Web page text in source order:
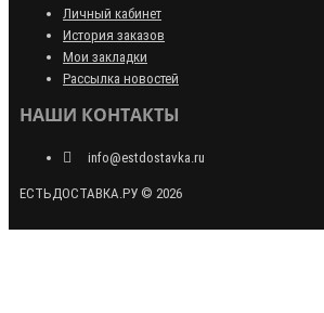
Личный кабинет
История заказов
Мои закладки
Рассылка новостей
НАШИ КОНТАКТЫ
info@estdostavka.ru
ЕСТЬДОСТАВКА.РУ © 2026